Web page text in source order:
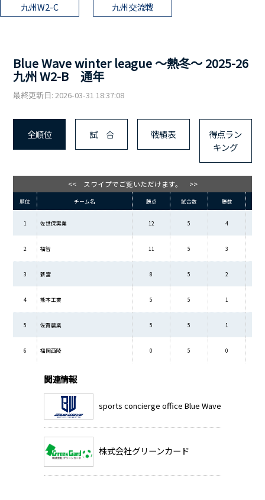
九州W2-C
九州交流戦
Blue Wave winter league ～熱冬～ 2025-26
九州 W2-B 通年
最終更新日: 2026-03-31 18:37:08
全順位 試 合 戦績表
得点ラン
キング
<< スワイプでご覧いただけます。 >>
順位 チーム名 勝点 試合数 勝数
1 佐世保実業 12 5 4
2 福智 11 5 3
3 新宮 8 5 2
4 熊本工業 5 5 1
5 佐賀農業 5 5 1
6 福岡西陵 0 5 0
関連情報
sports concierge office Blue Wave
株式会社グリーンカード